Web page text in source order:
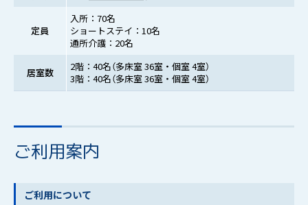
定員
入所：70名
ショートステイ：10名
通所介護：20名
居室数
2階：40名（多床室 36室・個室 4室）
3階：40名（多床室 36室・個室 4室）
ご利用案内
ご利用について